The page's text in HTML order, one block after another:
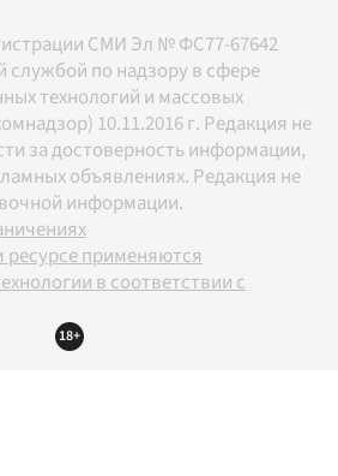
СМИ Эл № ФС77-67642
службой по надзору в сфере
технологий и массовых
10.11.2016 г. Редакция не
за достоверность информации,
объявлениях. Редакция не
информации.
применяются
в соответствии с
18+